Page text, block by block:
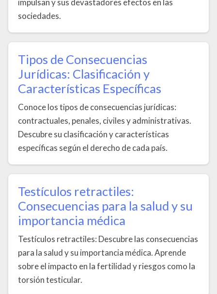
impulsan y sus devastadores efectos en las
sociedades.
Tipos de Consecuencias
Jurídicas: Clasificación y
Características Específicas
Conoce los tipos de consecuencias jurídicas:
contractuales, penales, civiles y administrativas.
Descubre su clasificación y características
específicas según el derecho de cada país.
Testículos retractiles:
Consecuencias para la salud y su
importancia médica
Testículos retractiles: Descubre las consecuencias
para la salud y su importancia médica. Aprende
sobre el impacto en la fertilidad y riesgos como la
torsión testicular.